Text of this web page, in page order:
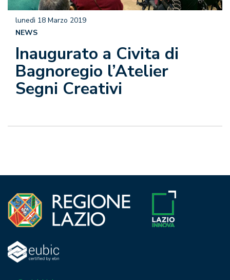
Inaugurato a Civita di
Bagnoregio l’Atelier
Segni Creativi
lunedì 18 Marzo 2019
NEWS